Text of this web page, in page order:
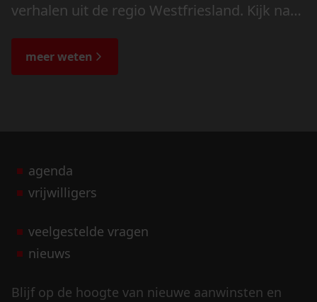
verhalen uit de regio Westfriesland. Kijk naar
de bijzondere verhalen.
meer weten
agenda
vrijwilligers
veelgestelde vragen
nieuws
Blijf op de hoogte van nieuwe aanwinsten en